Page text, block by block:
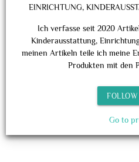
EINRICHTUNG,
Ich verfasse seit 2020
Kinderausstattung,
meinen Artikeln teile ich meine
Produkten mit den
FOLLOW
Go to